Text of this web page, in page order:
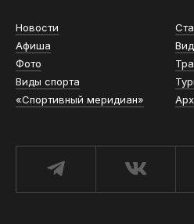
Новости
Афиша
Фото
Виды спорта
«Спортивный меридиан»